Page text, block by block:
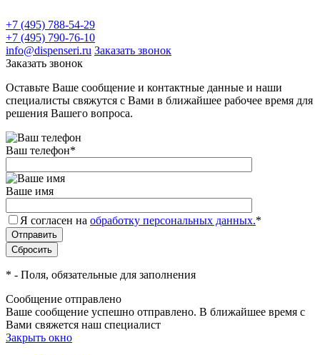
+7 (495) 788-54-29
+7 (495) 790-76-10
info@dispenseri.ru Заказать звонок
Заказать звонок
Оставьте Ваше сообщение и контактные данные и наши
специалисты свяжутся с Вами в ближайшее рабочее время для
решения Вашего вопроса.
Ваш телефон*
Ваше имя
Я согласен на обработку персональных данных.*
* - Поля, обязательные для заполнения
Сообщение отправлено
Ваше сообщение успешно отправлено. В ближайшее время с
Вами свяжется наш специалист
Закрыть окно